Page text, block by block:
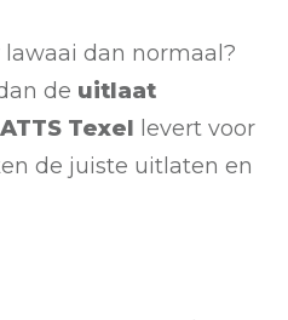
dan normaal?
de uitlaat
ATTS Texel levert voor
de juiste uitlaten en